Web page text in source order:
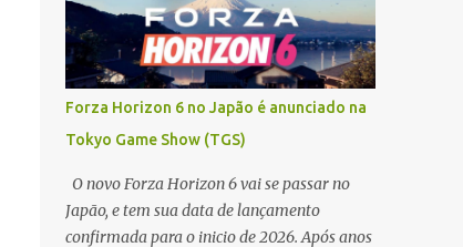
apresentando uma trailer de 10 minutos do
jogo como combate, um pouco da historia e
muito a gameplay, e muitos pontos que se
foram notados é que o jogo tem leve
inspiração em outras franquias, com um
trailer bem animado, e com muita dinâmica
inovadoras, além é claro da comparação
com GTA 5 mas em uma pegada mais
Anime. Um pouco da gameplay e vemos um
Forza Horizon 6 no Japão é anunciado na
Tokyo Game Show (TGS)
O novo Forza Horizon 6 vai se passar no
Japão, e tem sua data de lançamento
confirmada para o inicio de 2026. Após anos